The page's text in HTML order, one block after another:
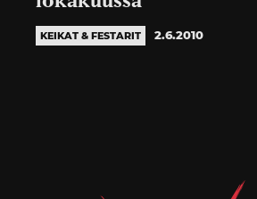
KEIKAT & FESTARIT 2.6.2010